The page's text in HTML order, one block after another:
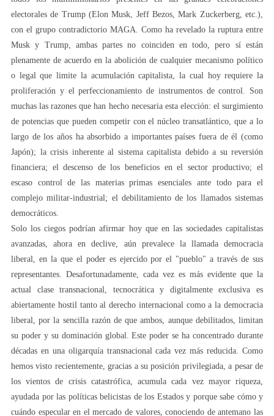
electorales de Trump (Elon Musk, Jeff Bezos, Mark Zuckerberg, etc.),
con el grupo contradictorio MAGA. Como ha revelado la ruptura entre
Musk y Trump, ambas partes no coinciden en todo, pero sí están
plenamente de acuerdo en la abolición de cualquier mecanismo político
o legal que limite la acumulación capitalista, la cual hoy requiere la
proliferación y el perfeccionamiento de instrumentos de control. Son
muchas las razones que han hecho necesaria esta elección: el surgimiento
de potencias que pueden competir con el núcleo transatlántico, que a lo
largo de los años ha absorbido a importantes países fuera de él (como
Japón); la crisis inherente al sistema capitalista debido a su reversión
financiera; el descenso de los beneficios en el sector productivo; el
escaso control de las materias primas esenciales ante todo para el
complejo militar-industrial; el debilitamiento de los llamados sistemas
democráticos.
Solo los ciegos podrían afirmar hoy que en las sociedades capitalistas
avanzadas, ahora en declive, aún prevalece la llamada democracia
liberal, en la que el poder es ejercido por el "pueblo" a través de sus
representantes. Desafortunadamente, cada vez es más evidente que la
actual clase transnacional, tecnocrática y digitalmente exclusiva es
abiertamente hostil tanto al derecho internacional como a la democracia
liberal, por la sencilla razón de que ambos, aunque debilitados, limitan
su poder y su dominación global. Este poder se ha concentrado durante
décadas en una oligarquía transnacional cada vez más reducida. Como
hemos visto recientemente, gracias a su posición privilegiada, a pesar de
los vientos de crisis catastrófica, acumula cada vez mayor riqueza,
ayudada por las políticas belicistas de los Estados y porque sabe cómo y
cuándo especular en el mercado de valores, conociendo de antemano las